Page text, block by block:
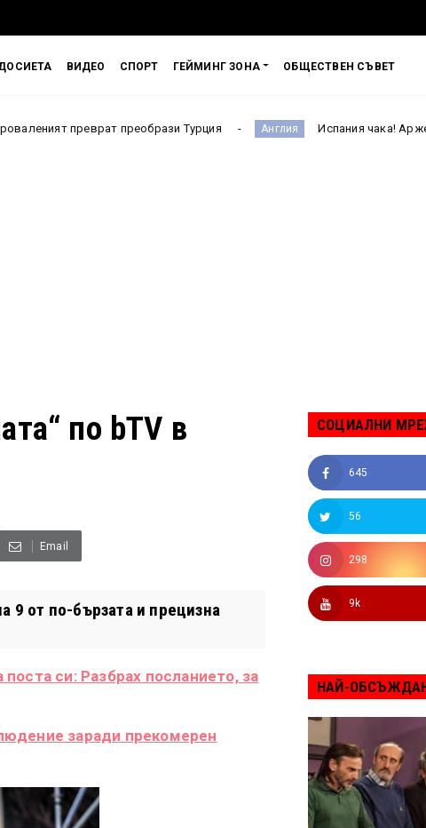
ВИДЕО СПОРТ ГЕЙМИНГ ЗОНА ОБЩЕСТВЕН СЪВЕТ
преобрази Турция Англия Испания чака! Аржентина възкръсна
по bTV в
Email
9 от по-бързата и прецизна
си: Разбрах посланието, за
заради прекомерен
СОЦИАЛНИ
645
56
298
9k
НАЙ-